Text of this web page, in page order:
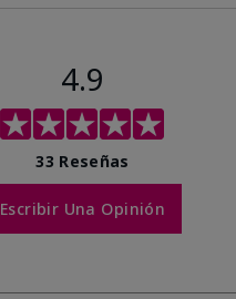
4.9
33 Reseñas
Escribir Una Opinión